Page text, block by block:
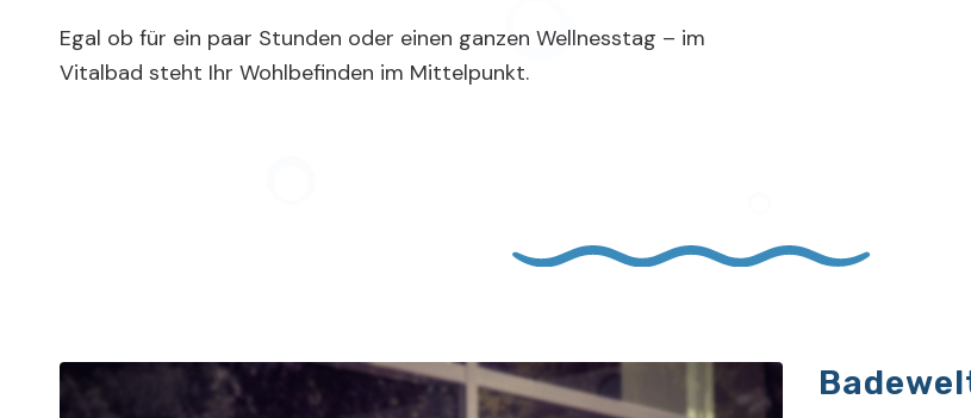
Egal ob für ein paar Stunden oder einen ganzen Wellnesstag – im
Vitalbad steht Ihr Wohlbefinden im Mittelpunkt.